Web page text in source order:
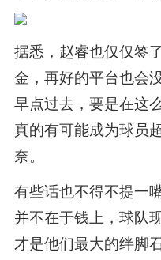
据悉，赵睿也仅仅签
金，再好的平台也会
早点过去，要是在这
真的有可能成为球员
奈。
有些话也不得不提一
并不在于钱上，球队
才是他们最大的绊脚